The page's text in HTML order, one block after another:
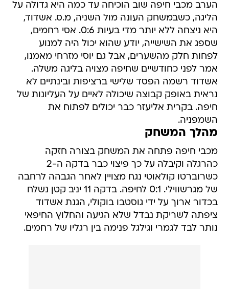
הערב מכבי חיפה שוב הוכיחה עד כמה היא גדולה על
הליגה, כשבמשחק העונה מול השניה, מ.ס. אשדוד,
היא ניצחה ללא יותר מדי בעיות 0:6. אסי רחמים,
שספג את השישייה, יודע שהוא יכול היה למנוע
לפחות חלק מהשערים, אבל גם יוסי מזרחי מאמנו,
אמר לפני כחודשיים שחיפה מצויה בליגה משלה.
אשדוד רשמה הפסד שלישי ברציפות ובינתיים לא
נראית באופק קבוצה שיכולה לאיים על העליונות של
חיפה. בקרית אליעזר כבר יכולים לפתוח את
השמפניה.
מהלך המשחק
מכבי חיפה פתחה את המשחק בצורה חזקה
כהרגלה וקיבלה על כך פיצוי כבר בדקה ה-2
כשרוברטו קולאוטי נגח מצויין לאחר הגבהה לרחבה
של מגרשווילי. 0:1 לחיפה. בדקה 11 יניב קטן נשלח
בכדור ארוך על ידי גוסטבו בוקולי, הגנת אשדוד
ציפתה לשריקת נבדל שלא הגיעה והחלוץ החיפאי
נותר לבד לגמרי וגילגל פנימה בין רגליו של רחמים.